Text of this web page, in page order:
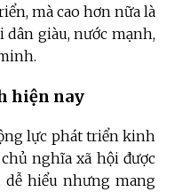
mà cao hơn nữa là
giàu, nước mạnh,
hiện nay
lực phát triển kinh
nghĩa xã hội được
hiểu nhưng mang